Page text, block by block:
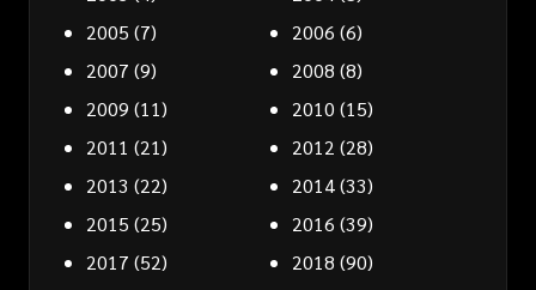
2005 (7) 2006 (6)
2007 (9) 2008 (8)
2009 (11) 2010 (15)
2011 (21) 2012 (28)
2013 (22) 2014(33)
2015 (25) 2016 (39)
2017 (52) 2018 (90)